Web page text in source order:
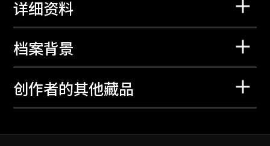
详细资料
档案背景
创作者的其他藏品